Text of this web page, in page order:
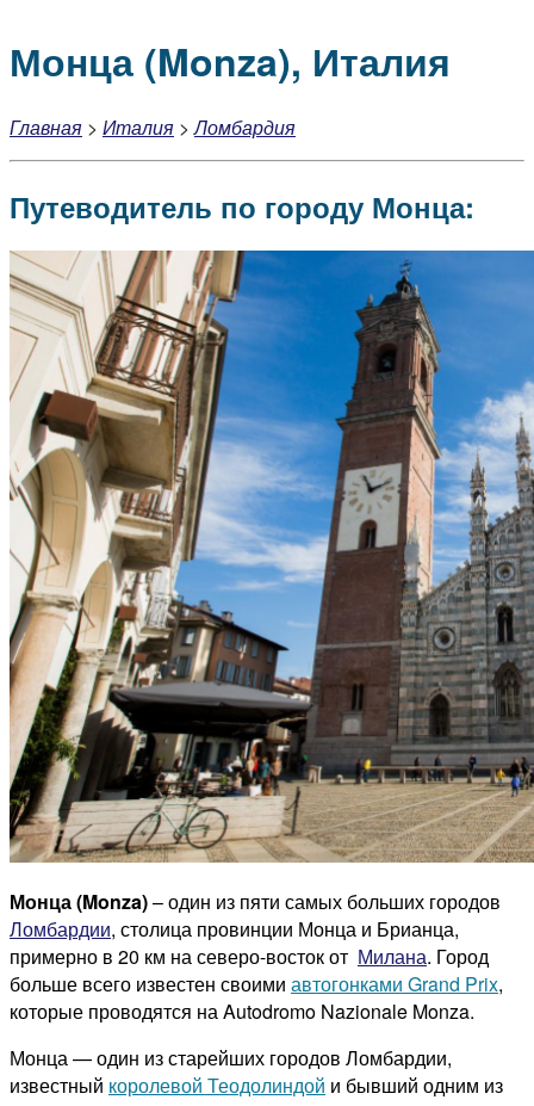
Монца (Monza), Италия
Главная > Италия >Ломбардия
Путеводитель по городу Монца:
Монца (Monza)– один из пяти самых больших городов
Ломбардии, столица провинции Монца и Брианца,
примерно в 20 км на северо-восток от Милана. Город
больше всего известен своими автогонками Grand Prix,
которые проводятся на Autodromo Nazionale Monza.
Монца — один из старейших городов Ломбардии,
известный королевой Теодолиндой и бывший одним из